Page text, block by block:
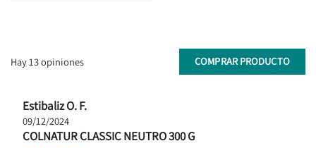
Hay 13 opiniones COMPRAR PRODUCTO
Estibaliz O. F.
09/12/2024
COLNATUR CLASSIC NEUTRO 300 G